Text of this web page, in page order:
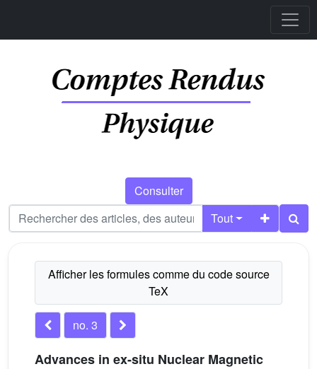
Consulter
Tout
no. 3
Advances in ex-situ Nuclear Magnetic